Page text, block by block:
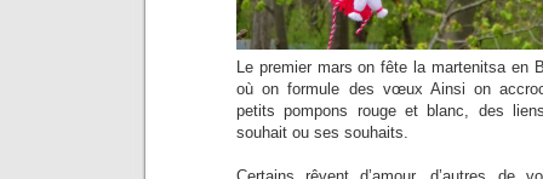
Le premier mars on fête la martenitsa en
où on formule des vœux Ainsi on
petits pompons rouge et blanc, des
souhait ou ses souhaits.